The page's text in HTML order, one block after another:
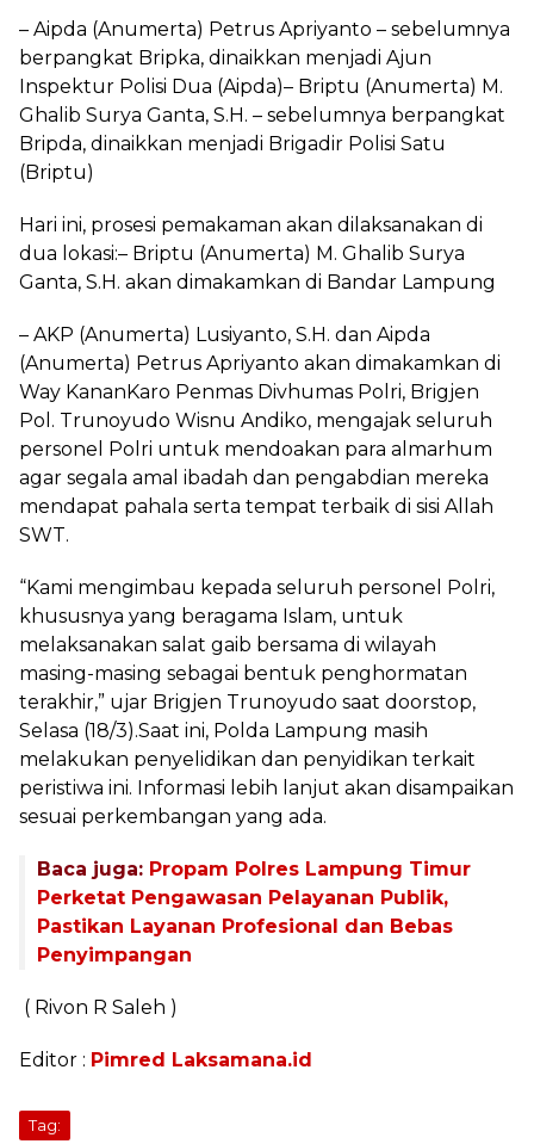
– Aipda (Anumerta) Petrus Apriyanto – sebelumnya
berpangkat Bripka, dinaikkan menjadi Ajun
Inspektur Polisi Dua (Aipda)– Briptu (Anumerta) M.
Ghalib Surya Ganta, S.H. – sebelumnya berpangkat
Bripda, dinaikkan menjadi Brigadir Polisi Satu
(Briptu)
Hari ini, prosesi pemakaman akan dilaksanakan di
dua lokasi:– Briptu (Anumerta) M. Ghalib Surya
Ganta, S.H. akan dimakamkan di Bandar Lampung
– AKP (Anumerta) Lusiyanto, S.H. dan Aipda
(Anumerta) Petrus Apriyanto akan dimakamkan di
Way KananKaro Penmas Divhumas Polri, Brigjen
Pol. Trunoyudo Wisnu Andiko, mengajak seluruh
personel Polri untuk mendoakan para almarhum
agar segala amal ibadah dan pengabdian mereka
mendapat pahala serta tempat terbaik di sisi Allah
SWT.
“Kami mengimbau kepada seluruh personel Polri,
khususnya yang beragama Islam, untuk
melaksanakan salat gaib bersama di wilayah
masing-masing sebagai bentuk penghormatan
terakhir,” ujar Brigjen Trunoyudo saat doorstop,
Selasa (18/3).Saat ini, Polda Lampung masih
melakukan penyelidikan dan penyidikan terkait
peristiwa ini. Informasi lebih lanjut akan disampaikan
sesuai perkembangan yang ada.
Baca juga: Propam Polres Lampung Timur
Perketat Pengawasan Pelayanan Publik,
Pastikan Layanan Profesional dan Bebas
Penyimpangan
( Rivon R Saleh )
Editor : Pimred Laksamana.id
Tag: